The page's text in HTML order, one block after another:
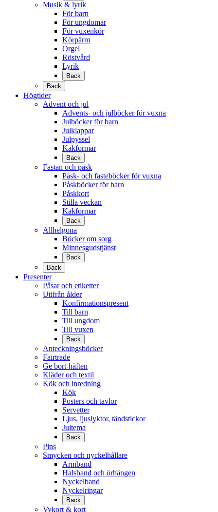
Musik & lyrik
För barn
För ungdomar
För vuxenkör
Körpärm
Orgel
Röstvård
Lyrik
Back
Back
Högtider
Advent och jul
Advents- och julböcker för vuxna
Julböcker för barn
Julklappar
Julpyssel
Kakformar
Back
Fastan och påsk
Påsk- och fasteböcker för vuxna
Påskböcker för barn
Påskkort
Stilla veckan
Kakformar
Back
Allhelgona
Böcker om sorg
Minnesgudstjänst
Back
Back
Presenter
Påsar och etiketter
Utifrån ålder
Konfirmationspresent
Till barn
Till ungdom
Till vuxen
Back
Anteckningsböcker
Fairtrade
Ge bort-häften
Kläder och textil
Kök och inredning
Kök
Posters och tavlor
Servetter
Ljus, ljuslyktor, tändstickor
Jultema
Back
Pins
Smycken och nyckelhållare
Armband
Halsband och örhängen
Nyckelband
Nyckelringar
Back
Vykort & kort